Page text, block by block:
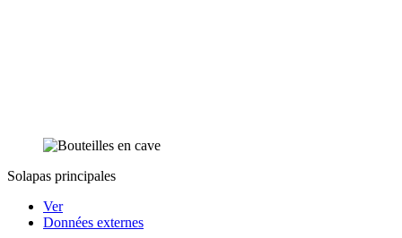
Solapas principales
Ver
Données externes